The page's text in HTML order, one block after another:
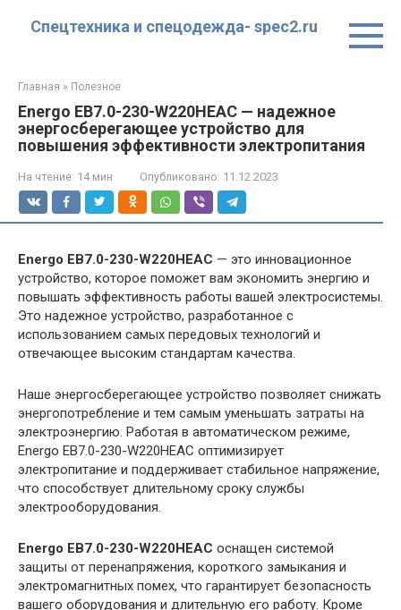
Спецтехника и спецодежда- spec2.ru
Главная » Полезное
Energo EB7.0-230-W220HЕAC — надежное
энергосберегающее устройство для
повышения эффективности электропитания
На чтение: 14 мин Опубликовано: 11.12.2023
Energo EB7.0-230-W220HЕAC — это инновационное
устройство, которое поможет вам экономить энергию и
повышать эффективность работы вашей электросистемы.
Это надежное устройство, разработанное с
использованием самых передовых технологий и
отвечающее высоким стандартам качества.
Наше энергосберегающее устройство позволяет снижать
энергопотребление и тем самым уменьшать затраты на
электроэнергию. Работая в автоматическом режиме,
Energo EB7.0-230-W220HЕAC оптимизирует
электропитание и поддерживает стабильное напряжение,
что способствует длительному сроку службы
электрооборудования.
Energo EB7.0-230-W220HЕAC оснащен системой
защиты от перенапряжения, короткого замыкания и
электромагнитных помех, что гарантирует безопасность
вашего оборудования и длительную его работу. Кроме